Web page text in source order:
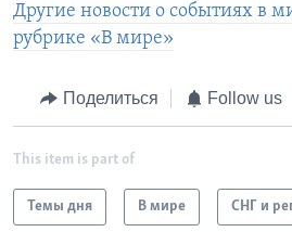
Другие новости о событиях в
рубрике «В мире»
Поделиться Follow us
This item is part of
Темы дня В мире СНГ и